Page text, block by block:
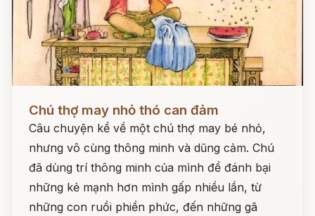
Chú thợ may nhỏ thó can đảm
Câu chuyện kể về một chú thợ may bé nhỏ,
nhưng vô cùng thông minh và dũng cảm. Chú
đã dùng trí thông minh của mình để đánh bại
những kẻ mạnh hơn mình gấp nhiều lần, từ
những con ruồi phiền phức, đến những gã